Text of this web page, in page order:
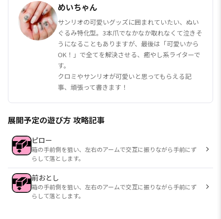
めいちゃん
サンリオの可愛いグッズに囲まれていたい、ぬい
ぐるみ特化型。3本爪でなかなか取れなくて泣きそ
うになることもありますが、最後は「可愛いから
OK！」で全てを解決させる、癒やし系ライターで
す。
クロミやサンリオが可愛いと思ってもらえる記
事、頑張って書きます！
展開予定の遊び方 攻略記事
ピロー
箱の手前側を狙い、左右のアームで交互に振りながら手前にず
らして落とします。
前おとし
箱の手前側を狙い、左右のアームで交互に振りながら手前にず
らして落とします。